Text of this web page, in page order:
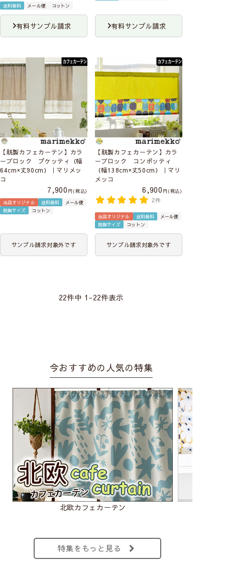
送料無料
メール便 コットン
有料サンプル請求 有料サンプル請求
【既製カフェカーテン】カラ
ーブロック プケッティ（幅
64cm×丈90cm）｜マリメッ
コ
7,900
税込
当店オリジナル
送料無料
メール便
既製サイズ
コットン
サンプル請求対象外です
【既製カフェカーテン】カラ
ーブロック コンポッティ
（幅138cm×丈50cm）｜マリ
メッコ
6,900
税込
2件
当店オリジナル 送料無料
メール便
既製サイズ
コットン
サンプル請求対象外です
22件中 1 -22件表示
今おすすめの人気の特集
北欧カフェカーテン
特集をもっと見る